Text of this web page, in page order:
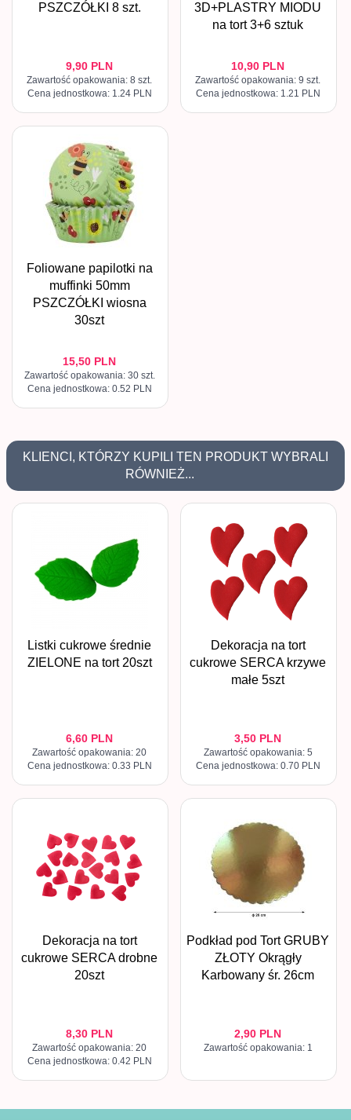
PSZCZÓŁKI 8 szt.
9,90 PLN
Zawartość opakowania: 8 szt.
Cena jednostkowa: 1.24 PLN
3D+PLASTRY MIODU
na tort 3+6 sztuk
10,90 PLN
Zawartość opakowania: 9 szt.
Cena jednostkowa: 1.21 PLN
Foliowane papilotki na
muffinki 50mm
PSZCZÓŁKI wiosna
30szt
15,50 PLN
Zawartość opakowania: 30 szt.
Cena jednostkowa: 0.52 PLN
KLIENCI, KTÓRZY KUPILI TEN PRODUKT WYBRALI
RÓWNIEŻ...
Listki cukrowe średnie
ZIELONE na tort 20szt
6,60 PLN
Zawartość opakowania: 20
Cena jednostkowa: 0.33 PLN
Dekoracja na tort
cukrowe SERCA krzywe
małe 5szt
3,50 PLN
Zawartość opakowania: 5
Cena jednostkowa: 0.70 PLN
Dekoracja na tort
cukrowe SERCA drobne
20szt
8,30 PLN
Zawartość opakowania: 20
Cena jednostkowa: 0.42 PLN
Podkład pod Tort GRUBY
ZŁOTY Okrągły
Karbowany śr. 26cm
2,90 PLN
Zawartość opakowania: 1